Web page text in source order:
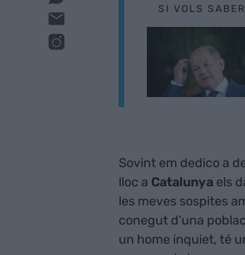
SI VOLS
Sovint em dedico a
lloc a Catalunya els
les meves sospites
conegut d’una
un home inquiet, té